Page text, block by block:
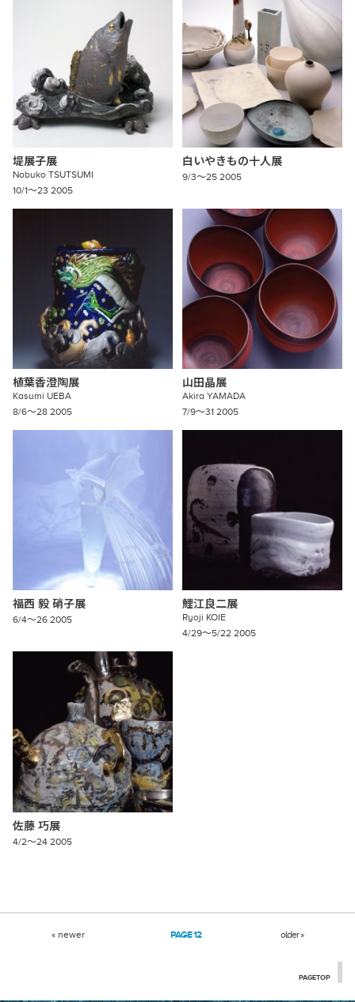
堤展子展
Nobuko TSUTSUMI
10/1〜23 2005
白いやきもの十人展
9/3〜25 2005
植葉香澄陶展
Kasumi UEBA
8/6〜28 2005
山田晶展
Akira YAMADA
7/9〜31 2005
福西 毅 硝子展
6/4〜26 2005
鯉江良二展
Ryoji KOIE
4/29〜5/22 2005
佐藤 巧展
4/2〜24 2005
« newer 12 older »
PAGETOP